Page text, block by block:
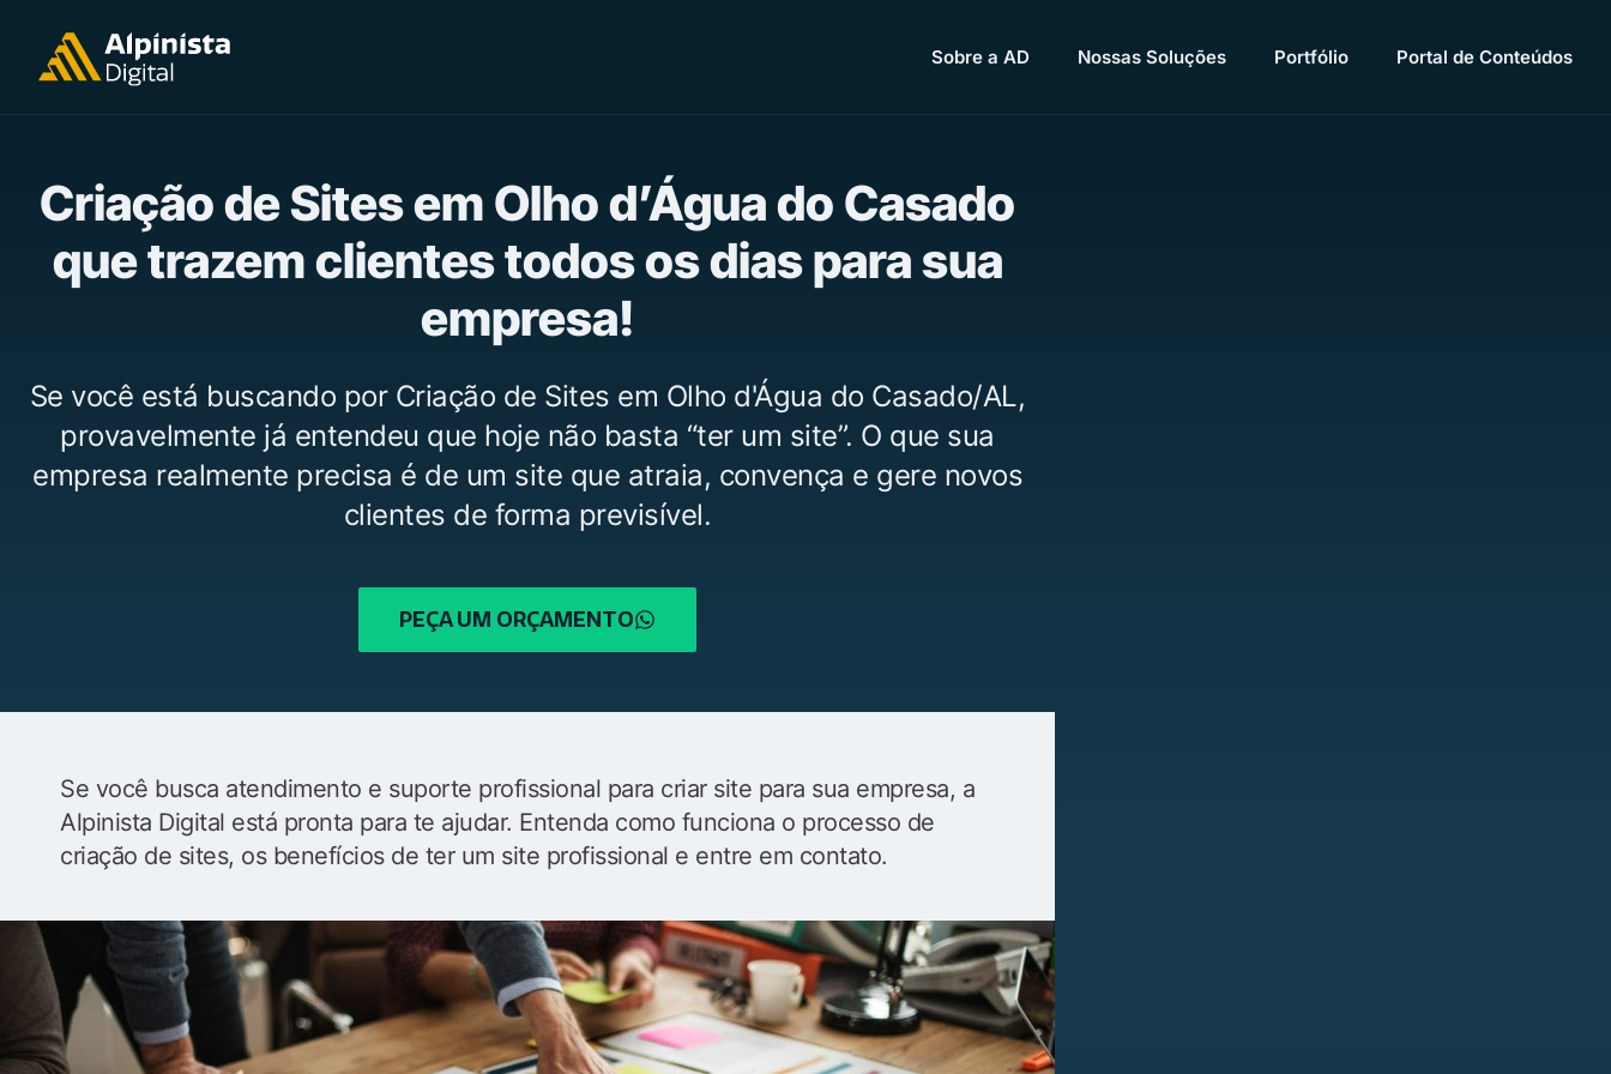
Sobre a AD Nossas Soluções Portfólio Portal de Conteúdos
Criação de Sites em Olho d’Água do Casado
que trazem clientes todos os dias para sua
empresa!
Se você está buscando por Criação de Sites em Olho d'Água do Casado/AL,
provavelmente já entendeu que hoje não basta “ter um site”. O que sua
empresa realmente precisa é de um site que atraia, convença e gere novos
clientes de forma previsível.
PEÇA UM ORÇAMENTO
Se você busca atendimento e suporte profissional para criar site para sua empresa, a
Alpinista Digital está pronta para te ajudar. Entenda como funciona o processo de
criação de sites, os benefícios de ter um site profissional e entre em contato.